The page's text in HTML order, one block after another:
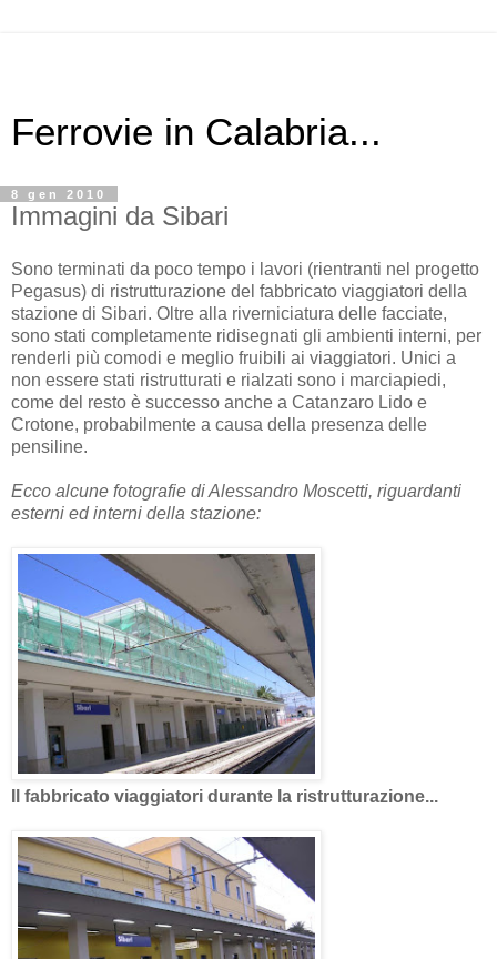
Ferrovie in Calabria...
8 gen 2010
Immagini da Sibari
Sono terminati da poco tempo i lavori (rientranti nel progetto
Pegasus) di ristrutturazione del fabbricato viaggiatori della
stazione di Sibari. Oltre alla riverniciatura delle facciate,
sono stati completamente ridisegnati gli ambienti interni, per
renderli più comodi e meglio fruibili ai viaggiatori. Unici a
non essere stati ristrutturati e rialzati sono i marciapiedi,
come del resto è successo anche a Catanzaro Lido e
Crotone, probabilmente a causa della presenza delle
pensiline.
Ecco alcune fotografie di Alessandro Moscetti, riguardanti
esterni ed interni della stazione:
Il fabbricato viaggiatori durante la ristrutturazione...